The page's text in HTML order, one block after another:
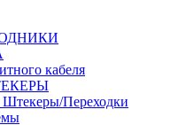
кабеля
Переходки